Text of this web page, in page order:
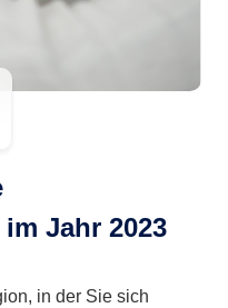
Jahr 2023
in der Sie sich